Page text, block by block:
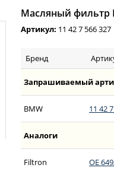
Масляный фильтр
Артикул: 11 42 7 566 327
Бренд
Запрашиваемый
BMW 11 42
Аналоги
Filtron OE